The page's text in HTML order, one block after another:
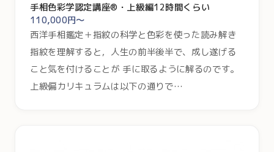
手相色彩学認定講座®・上級編12時間くらい
110,000円～
西洋手相鑑定＋指紋の科学と色彩を使った読み解き
指紋を理解すると，人生の前半後半で、成し遂げる
こと気を付けることが 手に取るように解るのです。
上級偏カリキュラムは以下の通りで…